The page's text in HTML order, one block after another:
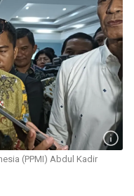
(PPMI) Abdul Kadir